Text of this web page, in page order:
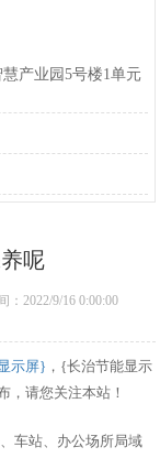
产业园5号楼1单元
呢
：2022/9/16 0:00:00
示屏} ，{长治节能显示
，请您关注本站！
车站、办公场所局域